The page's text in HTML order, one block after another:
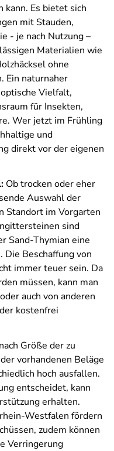
kann. Es bietet sich
mit Stauden,
- je nach Nutzung –
Materialien wie
ohne
Ein naturnaher
Vielfalt,
für Insekten,
Wer jetzt im Frühling
und
direkt vor der eigenen
Ob trocken oder eher
Auswahl der
Standort im Vorgarten
sind
Sand-Thymian eine
Beschaffung von
immer teuer sein. Da
müssen, kann man
auch von anderen
kostenfrei
Größe der zu
vorhandenen Beläge
hoch ausfallen.
entscheidet, kann
erhalten.
Westfalen fördern
zudem können
Verringerung